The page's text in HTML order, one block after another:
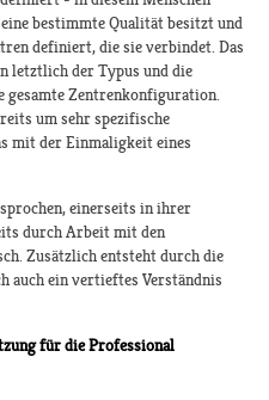
bestimmte Qualität besitzt und
definiert, die sie verbindet. Das
letztlich der Typus und die
Zentrenkonfiguration.
um sehr spezifische
mit der Einmaligkeit eines
einerseits in ihrer
durch Arbeit mit den
Zusätzlich entsteht durch die
auch ein vertieftes Verständnis
für die Professional